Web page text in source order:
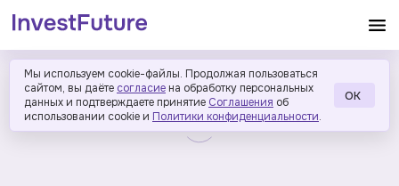
Мы используем cookie-файлы. Продолжая пользоваться
сайтом, вы даёте согласие на обработку персональных
данных и подтверждаете принятие Соглашения об
использовании cookie и Политики конфиденциальности.
ОК